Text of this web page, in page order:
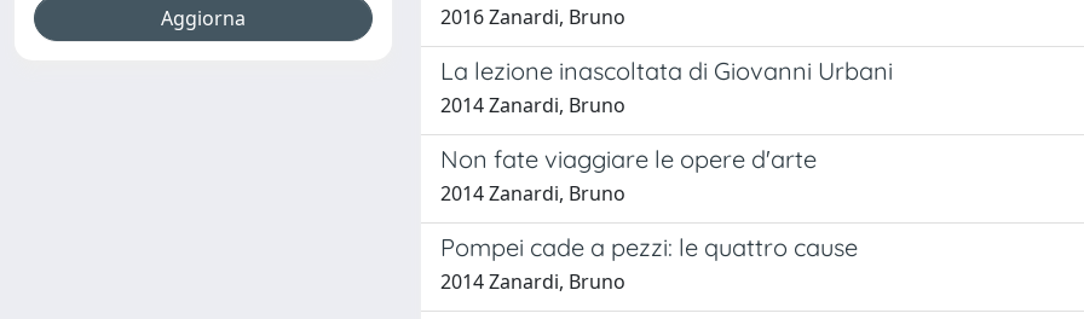
2016 Zanardi, Bruno
La lezione inascoltata di Giovanni Urbani
2014 Zanardi, Bruno
Non fate viaggiare le opere d'arte
2014 Zanardi, Bruno
Pompei cade a pezzi: le quattro cause
2014 Zanardi, Bruno